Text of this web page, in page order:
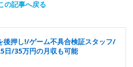
の記事へ戻る
後押し!/ゲーム不具合検証スタッフ/
日/35万円の月収も可能